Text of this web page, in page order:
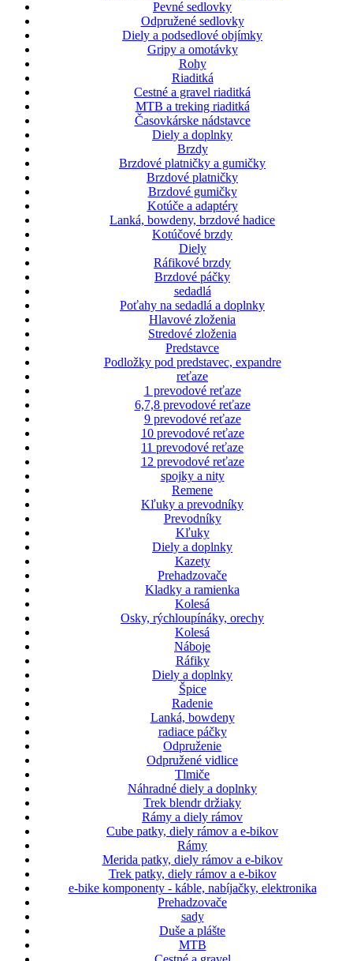
Pevné sedlovky
Odpružené sedlovky
Diely a podsedlové objímky
Gripy a omotávky
Rohy
Riaditká
Cestné a gravel riaditká
MTB a treking riaditká
Časovkárske nádstavce
Diely a doplnky
Brzdy
Brzdové platničky a gumičky
Brzdové platničky
Brzdové gumičky
Kotúče a adaptéry
Lanká, bowdeny, brzdové hadice
Kotúčové brzdy
Diely
Ráfikové brzdy
Brzdové páčky
sedadlá
Poťahy na sedadlá a doplnky
Hlavové zloženia
Stredové zloženia
Predstavce
Podložky pod predstavec, expandre
reťaze
1 prevodové reťaze
6,7,8 prevodové reťaze
9 prevodové reťaze
10 prevodové reťaze
11 prevodové reťaze
12 prevodové reťaze
spojky a nity
Remene
Kľuky a prevodníky
Prevodníky
Kľuky
Diely a doplnky
Kazety
Prehadzovače
Kladky a ramienka
Kolesá
Osky, rýchloupínáky, orechy
Kolesá
Náboje
Ráfiky
Diely a doplnky
Špice
Radenie
Lanká, bowdeny
radiace páčky
Odpruženie
Odpružené vidlice
Tlmiče
Náhradné diely a doplnky
Trek blendr držiaky
Rámy a diely rámov
Cube patky, diely rámov a e-bikov
Rámy
Merida patky, diely rámov a e-bikov
Trek patky, diely rámov a e-bikov
e-bike komponenty - káble, nabíjačky, elektronika
Prehadzovače
sady
Duše a plášte
MTB